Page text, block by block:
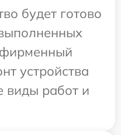
будет готово
устройства
виды работ и